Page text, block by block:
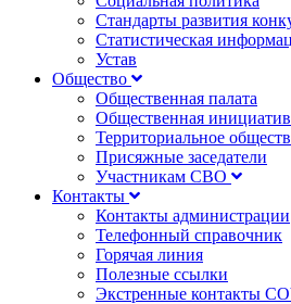
Стандарты развития
Статистическая
Устав
Общество
Общественная палата
Общественная
Территориальное
Присяжные заседатели
Участникам СВО
Контакты
Контакты администрации
Телефонный справочник
Горячая линия
Полезные ссылки
Экстренные контакты